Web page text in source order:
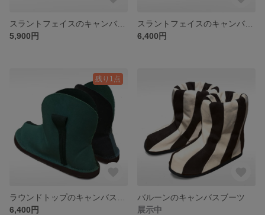
5,900円
6,400円
残り1点
6,400円
バルーンのキャンバスブーツ
展示中